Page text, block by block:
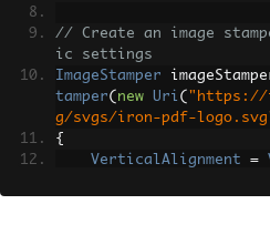
// Create an image
ic settings
ImageStamper
tamper( new Uri ( "https://
g/svgs/iron-pdf-
{
VerticalAlignment
=